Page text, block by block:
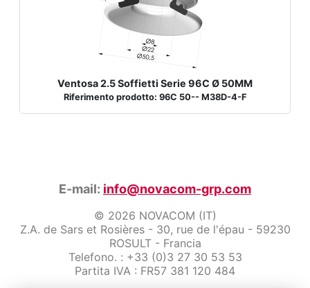
Ventosa 2.5 Soffietti Serie 96C Ø 50MM
Riferimento prodotto: 96C 50-- M38D-4-F
E-mail: info@novacom-grp.com
© 2026 NOVACOM (IT)
Z.A. de Sars et Rosières - 30, rue de l'épau - 59230
ROSULT - Francia
Telefono. : +33 (0)3 27 30 53 53
Partita IVA : FR57 381 120 484